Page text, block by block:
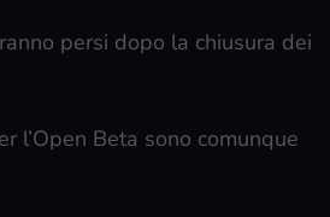
persi dopo la chiusura dei
l’Open Beta sono comunque